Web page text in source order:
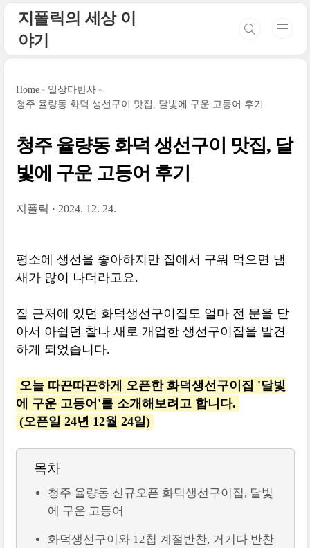
지폴릭의 세상 이
야기
Home
일상다반사
청주 율량동 화덕 생선구이 맛집, 달빛에 구운 고등어 후기
청주 율량동 화덕 생선구이 맛집, 달
빛에 구운 고등어 후기
지폴릭 2024. 12. 24.
평소에 생선을 좋아하지만 집에서 구워 먹으면 냄
새가 많이 나더라고요.
집 근처에 있던 화덕생선구이집도 얼마 전 문을 닫
아서 아쉽던 찰나 새로 개업한 생선구이집을 발견
하게 되었습니다.
오늘 따끈따끈하게 오픈한 화덕생선구이집 '달빛
에 구운 고등어'를 소개해보려고 합니다.
(오픈일 24년 12월 24일)
목차
청주 율량동 신규오픈 화덕생선구이집, 달빛
에 구운 고등어
화덕생선구이와 12첩 계절반찬, 거기다 반찬